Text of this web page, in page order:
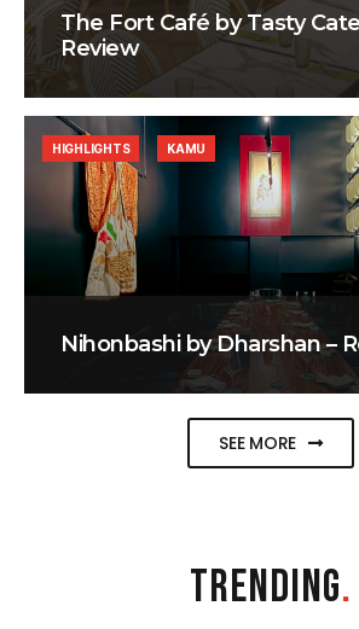
The Fort Café by Tasty
Review
Nihonbashi by Dharshan –
HIGHLIGHTS KAMU
SEE MORE
TRENDING.